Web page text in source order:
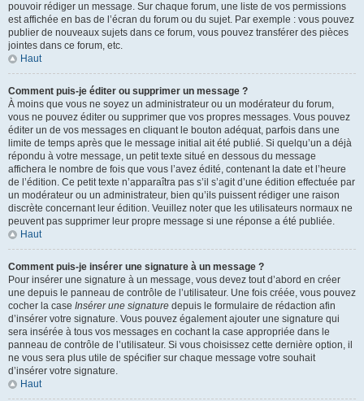
pouvoir rédiger un message. Sur chaque forum, une liste de vos permissions
est affichée en bas de l’écran du forum ou du sujet. Par exemple : vous pouvez
publier de nouveaux sujets dans ce forum, vous pouvez transférer des pièces
jointes dans ce forum, etc.
Haut
Comment puis-je éditer ou supprimer un message ?
À moins que vous ne soyez un administrateur ou un modérateur du forum,
vous ne pouvez éditer ou supprimer que vos propres messages. Vous pouvez
éditer un de vos messages en cliquant le bouton adéquat, parfois dans une
limite de temps après que le message initial ait été publié. Si quelqu’un a déjà
répondu à votre message, un petit texte situé en dessous du message
affichera le nombre de fois que vous l’avez édité, contenant la date et l’heure
de l’édition. Ce petit texte n’apparaîtra pas s’il s’agit d’une édition effectuée par
un modérateur ou un administrateur, bien qu’ils puissent rédiger une raison
discrète concernant leur édition. Veuillez noter que les utilisateurs normaux ne
peuvent pas supprimer leur propre message si une réponse a été publiée.
Haut
Comment puis-je insérer une signature à un message ?
Pour insérer une signature à un message, vous devez tout d’abord en créer
une depuis le panneau de contrôle de l’utilisateur. Une fois créée, vous pouvez
cocher la case Insérer une signature depuis le formulaire de rédaction afin
d’insérer votre signature. Vous pouvez également ajouter une signature qui
sera insérée à tous vos messages en cochant la case appropriée dans le
panneau de contrôle de l’utilisateur. Si vous choisissez cette dernière option, il
ne vous sera plus utile de spécifier sur chaque message votre souhait
d’insérer votre signature.
Haut